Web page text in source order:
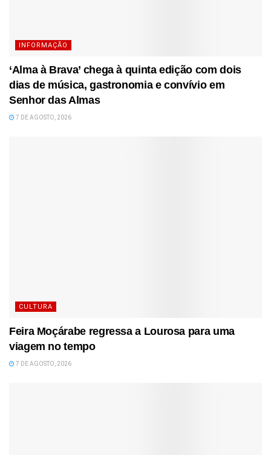
INFORMAÇÃO
‘Alma à Brava’ chega à quinta edição com dois
dias de música, gastronomia e convívio em
Senhor das Almas
7 DE AGOSTO, 2026
CULTURA
Feira Moçárabe regressa a Lourosa para uma
viagem no tempo
7 DE AGOSTO, 2026